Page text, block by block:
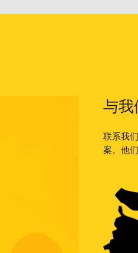
与我
联系我
案。他